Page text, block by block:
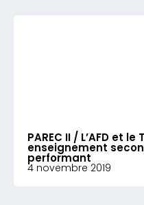
PAREC II / L’AFD et
enseignement
performant
4 novembre 2019